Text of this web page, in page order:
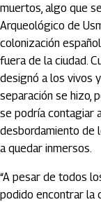
muertos, algo que
Arqueológico de
colonización
fuera de la ciudad.
designó a los vivos
separación se hizo,
se podría contagiar
desbordamiento de
a quedar inmersos.
“A pesar de todos
podido encontrar la